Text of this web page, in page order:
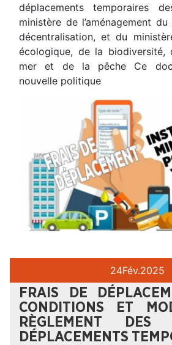
déplacements temporaires
ministère de l’aménagement
décentralisation, et du
écologique, de la
mer et de la pêche Ce
nouvelle politique
24Fév.2025
FRAIS DE
CONDITIONS ET
RÈGLEMENT
DÉPLACEMENTS